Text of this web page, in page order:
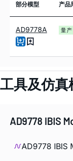
部分模型 产品
AD9778A 量产
工具及仿真
AD9778 IBIS
AD9778 IBIS